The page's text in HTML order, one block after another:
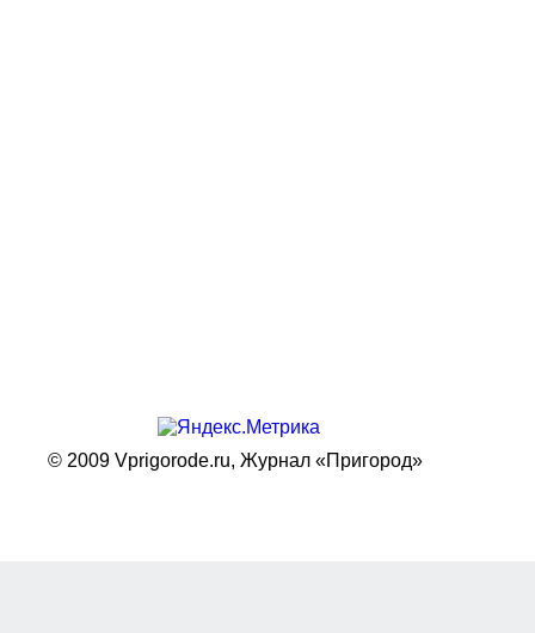
© 2009 Vprigorode.ru, Журнал «Пригород»